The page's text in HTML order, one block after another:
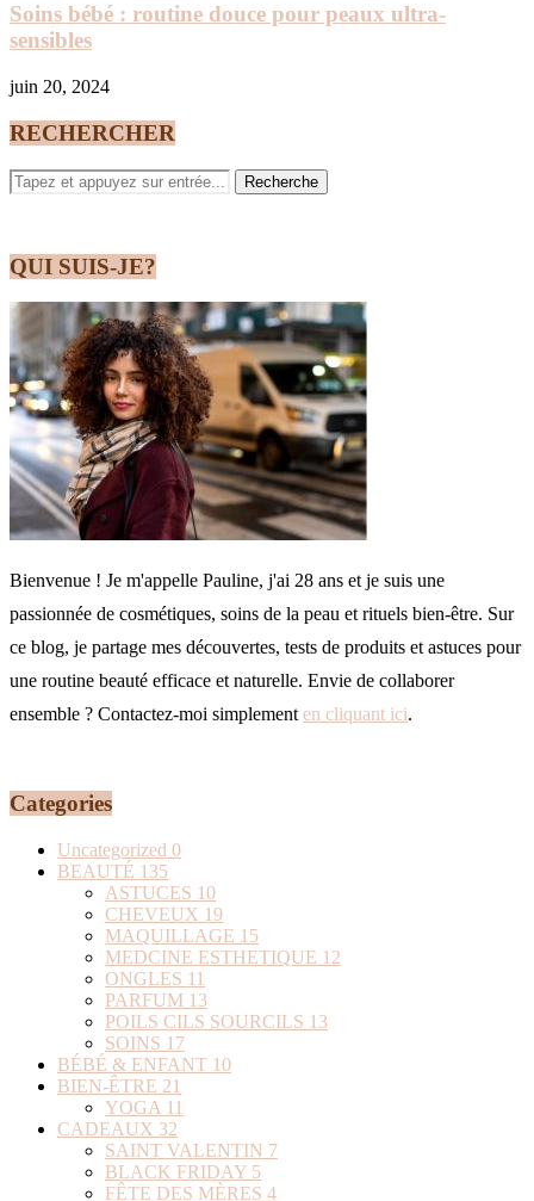
Soins bébé : routine douce pour peaux ultra-
sensibles
juin 20, 2024
RECHERCHER
QUI SUIS-JE?
Bienvenue ! Je m'appelle Pauline, j'ai 28 ans et je suis une
passionnée de cosmétiques, soins de la peau et rituels bien-être. Sur
ce blog, je partage mes découvertes, tests de produits et astuces pour
une routine beauté efficace et naturelle. Envie de collaborer
ensemble ? Contactez-moi simplement en cliquant ici.
Categories
Uncategorized 0
BEAUTÉ 135
ASTUCES 10
CHEVEUX 19
MAQUILLAGE 15
MEDCINE ESTHETIQUE 12
ONGLES 11
PARFUM 13
POILS CILS SOURCILS 13
SOINS 17
BÉBÉ & ENFANT 10
BIEN-ÊTRE 21
YOGA 11
CADEAUX 32
SAINT VALENTIN 7
BLACK FRIDAY 5
FÊTE DES MÈRES 4